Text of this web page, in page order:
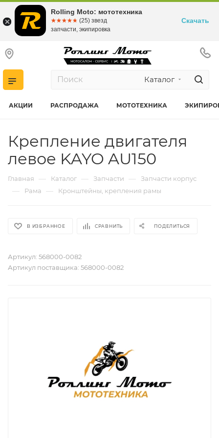
Каталог
АКЦИИ РАСПРОДАЖА МОТОТЕХНИКА
Крепление двигателя
левое KAYO AU150
Главная — Каталог — Запчасти — Запчасти корпус
— Рама — Кронштейны, крепления рамы
В ИЗБРАННОЕ СРАВНИТЬ ПОДЕЛИТЬСЯ
Артикул: 568000-0082
Артикул поставщика: 568000-0082
Rolling Moto: мототехника
☆☆☆☆☆
★★★★★ (25) звезд
запчасти, экипировка
Скачать